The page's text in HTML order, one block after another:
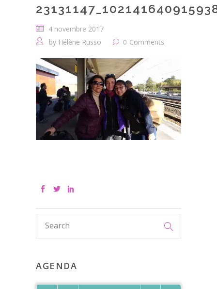
4 novembre 2017
by Hélène Russo 0 Comments
AGENDA